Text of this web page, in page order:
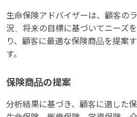
生命保険アドバイザーは、顧客の
況、将来の目標に基づいてニーズ
り、顧客に最適な保険商品を提案
す。
保険商品の提案
分析結果に基づき、顧客に適した